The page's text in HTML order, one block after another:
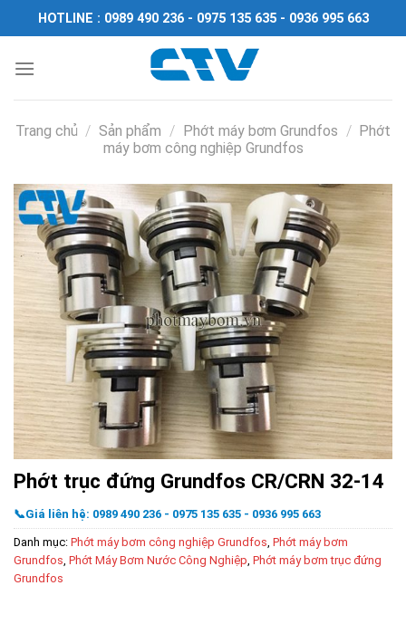
Chuyển
đến
dung
HOTLINE : 0989 490 236 - 0975 135 635 - 0936 995 663
Trang chủ / Sản phẩm / Phớt máy bơm Grundfos / Phớt
máy bơm công nghiệp Grundfos
Phớt trục đứng Grundfos CR/CRN 32-14
📞Giá liên hệ: 0989 490 236 - 0975 135 635 - 0936 995 663
Danh mục: Phớt máy bơm công nghiệp Grundfos, Phớt máy bơm
Grundfos, Phớt Máy Bơm Nước Công Nghiệp, Phớt máy bơm trục đứng
Grundfos